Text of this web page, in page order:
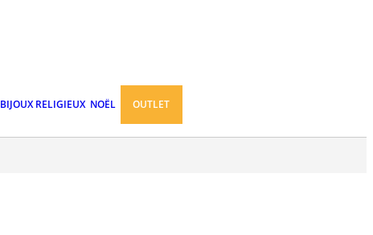
BIJOUX RELIGIEUX NOËL OUTLET